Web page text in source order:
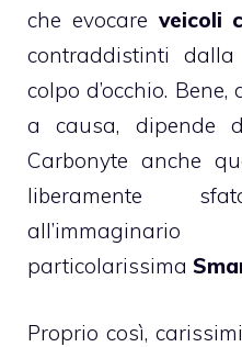
che evocare veicoli
contraddistinti
colpo d’occhio.
a causa, dipende
Carbonyte anche
liberamente
particolarissima
Proprio così,